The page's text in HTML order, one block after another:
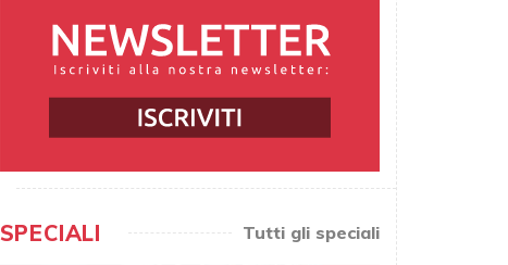
SPECIALI Tutti gli speciali